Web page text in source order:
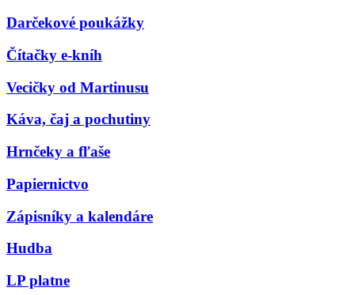
Darčekové poukážky
Čítačky e-kníh
Vecičky od Martinusu
Káva, čaj a pochutiny
Hrnčeky a fľaše
Papiernictvo
Zápisníky a kalendáre
Hudba
LP platne